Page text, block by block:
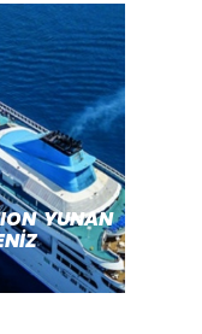
YUNAN